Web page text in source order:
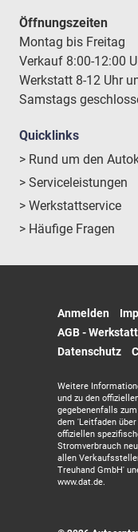
Öffnungszeiten
Montag bis Freitag
Verkauf 8:00-12:00
Werkstatt 8-12 Uhr
Samstags
Quicklinks
> Rund um den
> Serviceleistungen
> Werkstattservice
> Häufige Fragen
Anmelden
AGB - Werkstatt
Datenschutz
Weitere
und zu den
gegebenenfalls
dem 'Leitfaden
offiziellen
Stromverbrauch
allen
Treuhand GmbH'
www.dat.de.